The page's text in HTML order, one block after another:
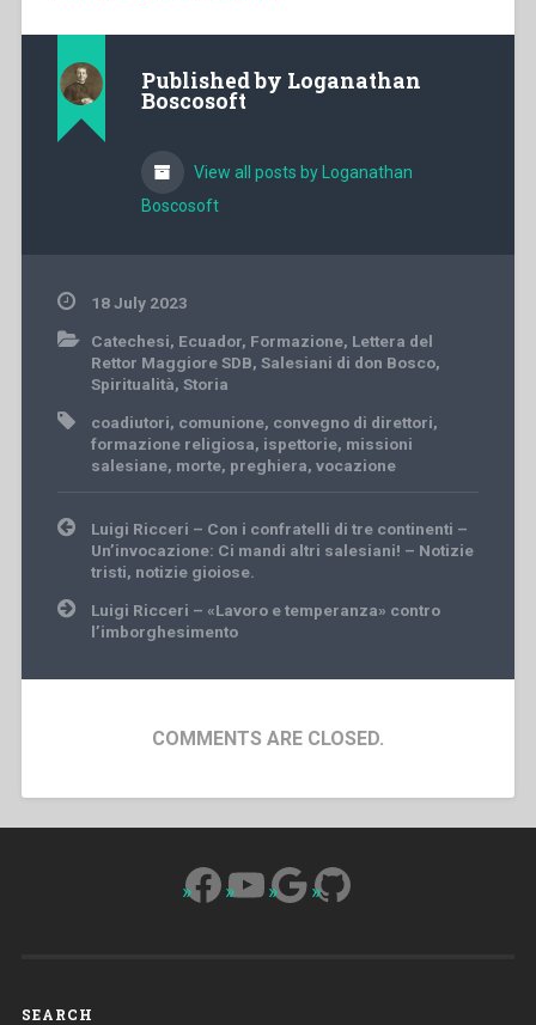
Published by Loganathan
Boscosoft
View all posts by Loganathan
Boscosoft
18 July 2023
Catechesi, Ecuador, Formazione, Lettera del
Rettor Maggiore SDB, Salesiani di don Bosco,
Spiritualità, Storia
coadiutori, comunione, convegno di direttori,
formazione religiosa, ispettorie, missioni
salesiane, morte, preghiera, vocazione
Post
navigation
Luigi Ricceri – Con i confratelli di tre continenti –
Un’invocazione: Ci mandi altri salesiani! – Notizie
tristi, notizie gioiose.
Luigi Ricceri – «Lavoro e temperanza» contro
l’imborghesimento
COMMENTS ARE CLOSED.
Facebook
YouTube
Google
GitHub
SEARCH